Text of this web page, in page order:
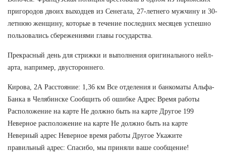
пригородов двоих выходцев из Сенегала, 27-летнего мужчину и 30-
летнюю женщину, которые в течение последних месяцев успешно
пользовались сбережениями главы государства.
Прекрасный день для стрижки и выполнения оригинального нейл-
арта, например, двустороннего.
Кирова, 2А Расстояние: 1,36 км Все отделения и банкоматы Альфа-
Банка в Челябинске Сообщить об ошибке Адрес Время работы
Расположение на карте Не должно быть на карте Другое 199
Неверное расположение на карте Не должно быть на карте
Неверный адрес Неверное время работы Другое Укажите
правильный адрес: Спасибо, мы приняли ваше сообщение!